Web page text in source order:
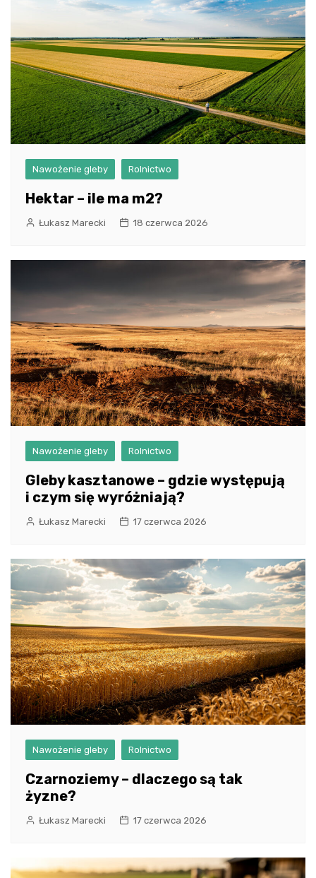
Nawożenie gleby Rolnictwo
Hektar – ile ma m2?
Łukasz Marecki 18 czerwca 2026
Nawożenie gleby Rolnictwo
Gleby kasztanowe – gdzie występują
i czym się wyróżniają?
Łukasz Marecki 17 czerwca 2026
Nawożenie gleby Rolnictwo
Czarnoziemy – dlaczego są tak
żyzne?
Łukasz Marecki 17 czerwca 2026